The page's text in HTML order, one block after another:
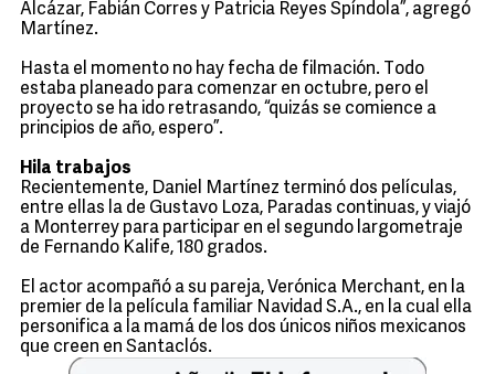
Alcázar, Fabián Corres y Patricia Reyes Spíndola”, agregó
Martínez.
Hasta el momento no hay fecha de filmación. Todo
estaba planeado para comenzar en octubre, pero el
proyecto se ha ido retrasando, “quizás se comience a
principios de año, espero”.
Hila trabajos
Recientemente, Daniel Martínez terminó dos películas,
entre ellas la de Gustavo Loza, Paradas continuas, y viajó
a Monterrey para participar en el segundo largometraje
de Fernando Kalife, 180 grados.
El actor acompañó a su pareja, Verónica Merchant, en la
premier de la película familiar Navidad S.A., en la cual ella
personifica a la mamá de los dos únicos niños mexicanos
que creen en Santaclós.